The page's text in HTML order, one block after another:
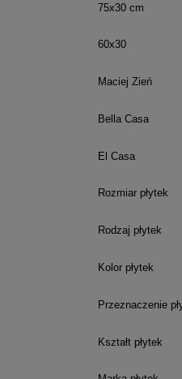
75x30 cm
60x30
Maciej Zień
Bella Casa
El Casa
Rozmiar płytek
Rodzaj płytek
Kolor płytek
Przeznaczenie
Kształt płytek